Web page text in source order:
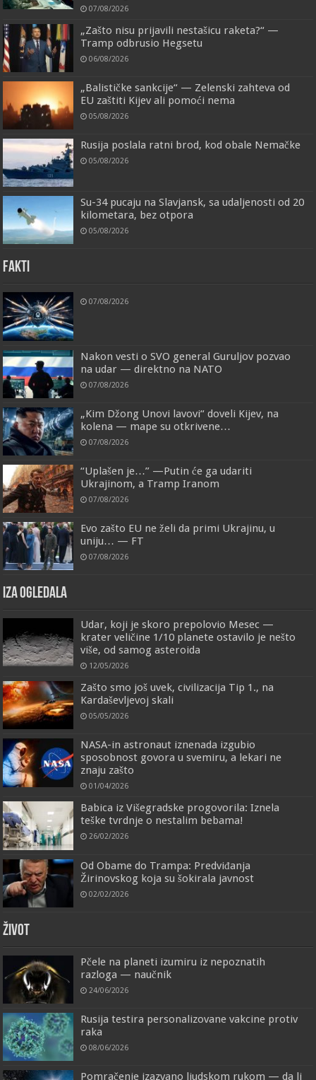
07/08/2026
„Zašto nisu prijavili nestašicu raketa?“ —
Tramp odbrusio Hegsetu
06/08/2026
„Balističke sankcije“ — Zelenski zahteva od
EU zaštiti Kijev ali pomoći nema
05/08/2026
Rusija poslala ratni brod, kod obale Nemačke
05/08/2026
Su-34 pucaju na Slavjansk, sa udaljenosti od 20
kilometara, bez otpora
05/08/2026
FAKTI
07/08/2026
Nakon vesti o SVO general Guruljov pozvao
na udar — direktno na NATO
07/08/2026
„Kim Džong Unovi lavovi“ doveli Kijev, na
kolena — mape su otkrivene…
07/08/2026
“Uplašen je…” —Putin će ga udariti
Ukrajinom, a Tramp Iranom
07/08/2026
Evo zašto EU ne želi da primi Ukrajinu, u
uniju… — FT
07/08/2026
IZA OGLEDALA
Udar, koji je skoro prepolovio Mesec —
krater veličine 1/10 planete ostavilo je nešto
više, od samog asteroida
12/05/2026
Zašto smo još uvek, civilizacija Tip 1., na
Kardaševljevoj skali
05/05/2026
NASA-in astronaut iznenada izgubio
sposobnost govora u svemiru, a lekari ne
znaju zašto
01/04/2026
Babica iz Višegradske progovorila: Iznela
teške tvrdnje o nestalim bebama!
26/02/2026
Od Obame do Trampa: Predviđanja
Žirinovskog koja su šokirala javnost
02/02/2026
ŽIVOT
Pčele na planeti izumiru iz nepoznatih
razloga — naučnik
24/06/2026
Rusija testira personalizovane vakcine protiv
raka
08/06/2026
Pomračenje izazvano ljudskom rukom — da li